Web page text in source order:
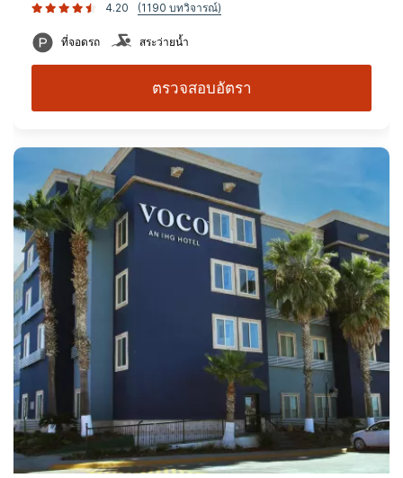
4.20
(1190 บทวิจารณ์)
ที่จอดรถ สระว่ายน้ำ
ตรวจสอบอัตรา